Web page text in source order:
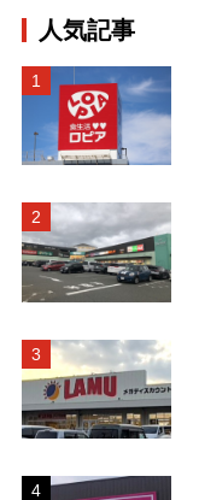
人気記事